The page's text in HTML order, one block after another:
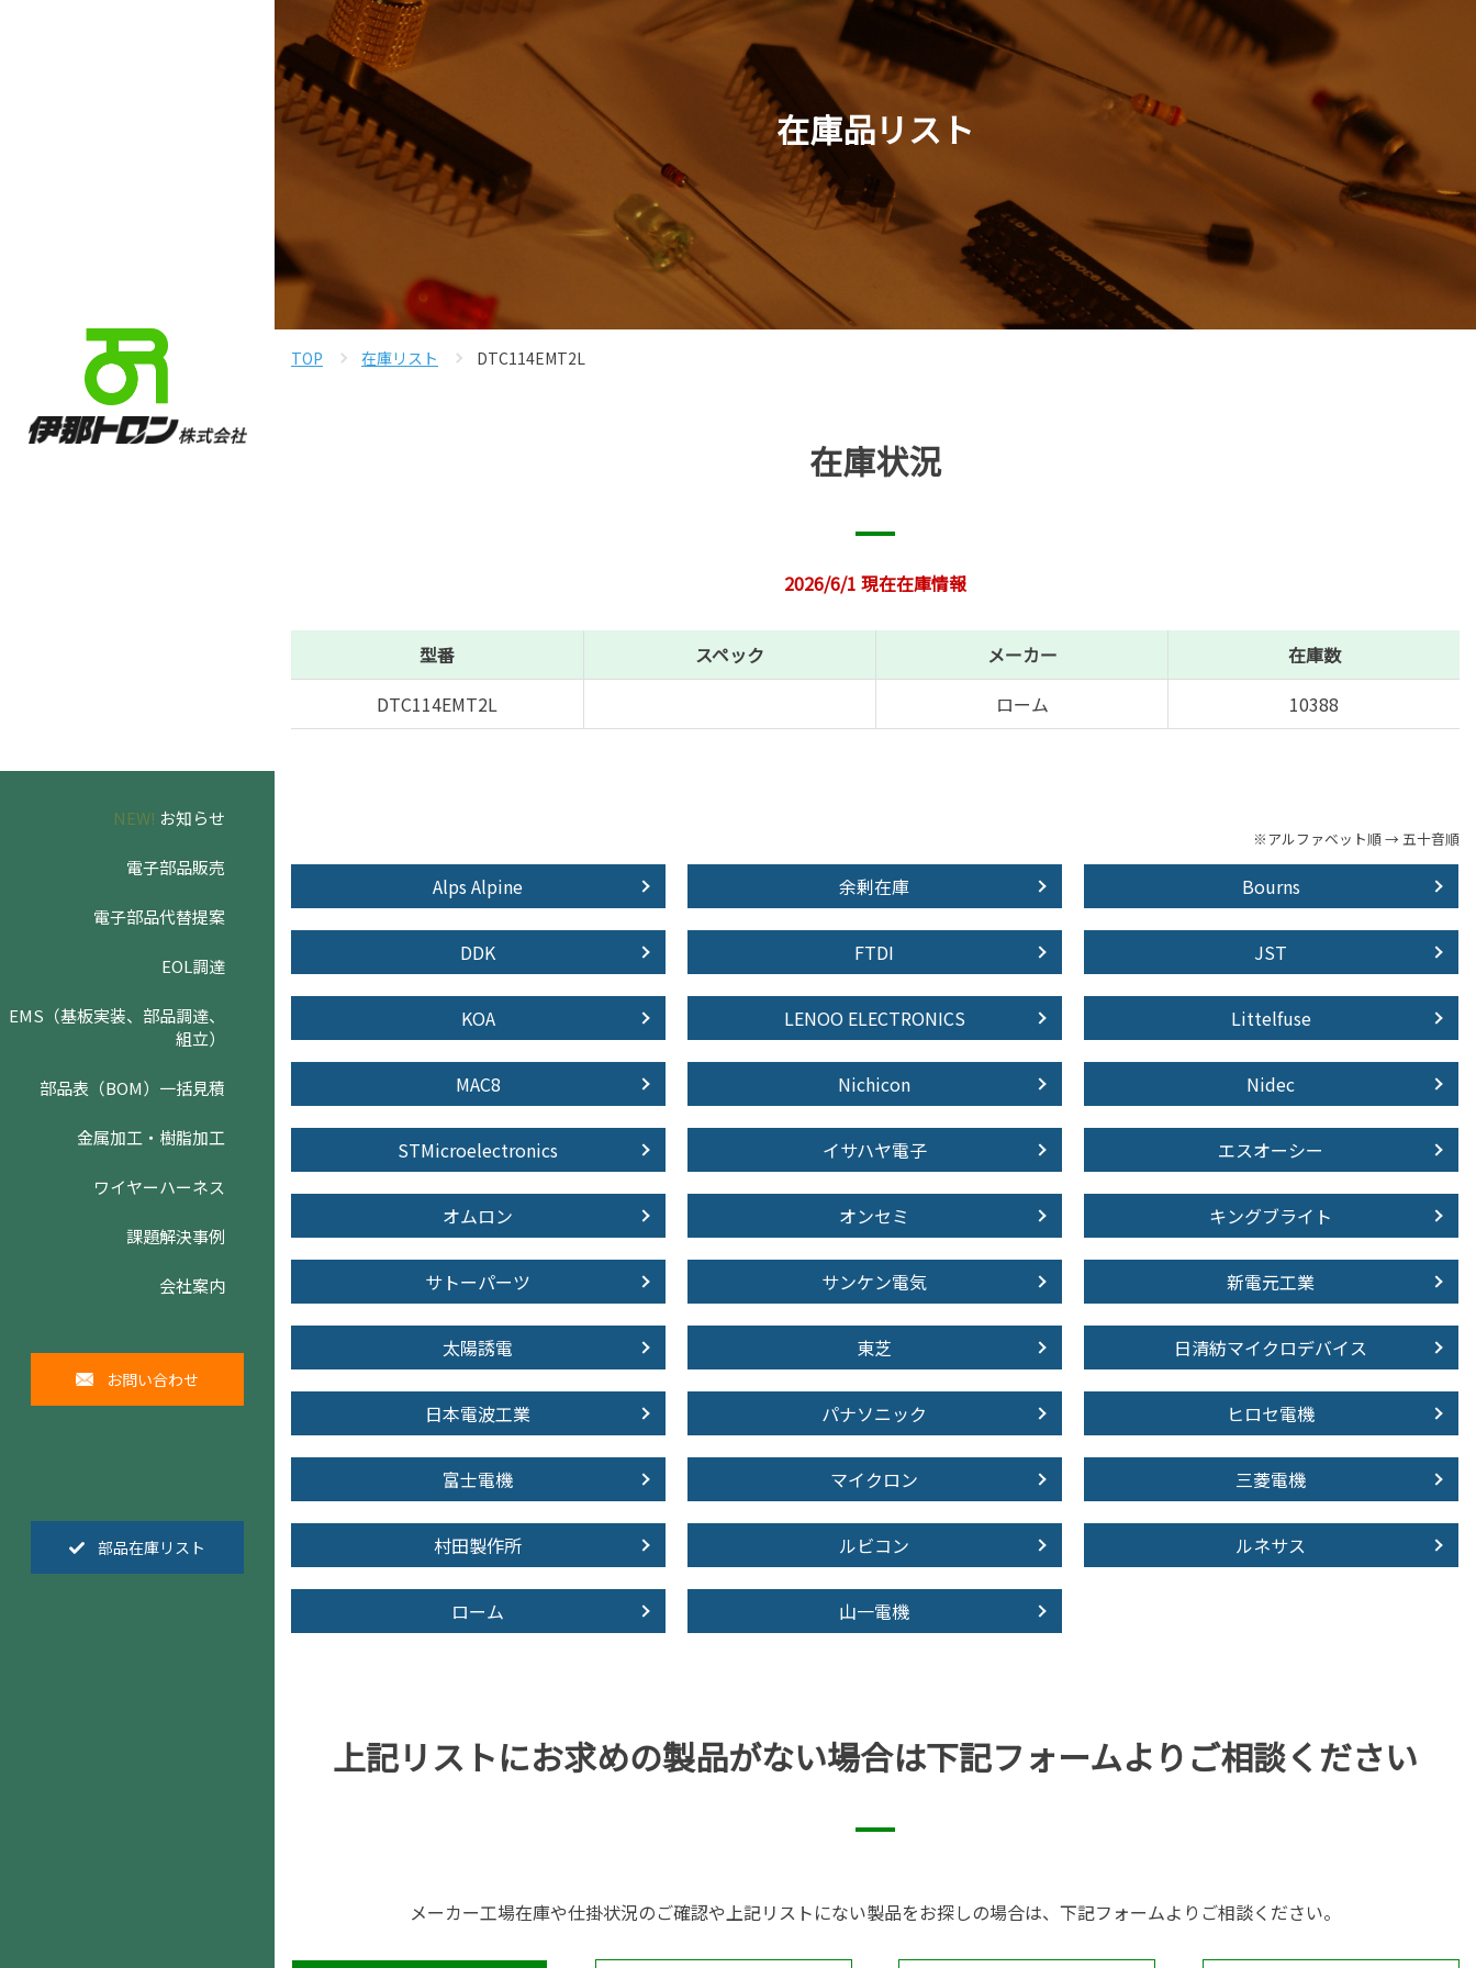
NEW! お知らせ
電子部品販売
電子部品代替提案
EOL調達
EMS（基板実装、部品調達、
組立）
部品表（BOM）一括見積
金属加工・樹脂加工
ワイヤーハーネス
課題解決事例
会社案内
お問い合わせ
部品在庫リスト
在庫品リスト
TOP 在庫リスト DTC114EMT2L
在庫状況
2026/6/1 現在在庫情報
型番 スペック メーカー
在庫数
DTC114EMT2L
ローム 10388
※アルファベット順 → 五十音順
Alps Alpine 余剰在庫 Bourns
DDK FTDI JST
KOA LENOO ELECTRONICS Littelfuse
MAC8 Nichicon Nidec
STMicroelectronics イサハヤ電子 エスオーシー
オムロン オンセミ キングブライト
サトーパーツ サンケン電気 新電元工業
太陽誘電 東芝 日清紡マイクロデバイス
日本電波工業 パナソニック ヒロセ電機
富士電機 マイクロン 三菱電機
村田製作所 ルビコン ルネサス
ローム 山一電機
上記リストにお求めの製品がない場合は下記フォームよりご相談ください
メーカー工場在庫や仕掛状況のご確認や上記リストにない製品をお探しの場合は、下記フォームよりご相談ください。